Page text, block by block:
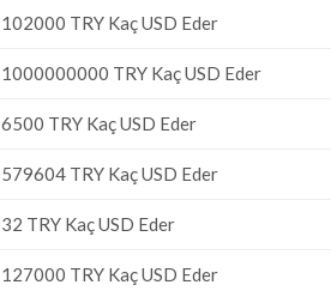
102000 TRY Kaç USD Eder
1000000000 TRY Kaç USD Eder
6500 TRY Kaç USD Eder
579604 TRY Kaç USD Eder
32 TRY Kaç USD Eder
127000 TRY Kaç USD Eder